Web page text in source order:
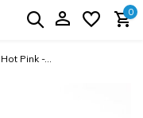
0
Pink -...